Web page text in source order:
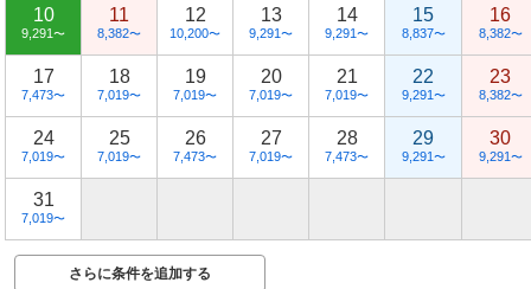
10
9,291〜
11
8,382〜
12
10,200〜
13
9,291〜
14
9,291〜
15
8,837〜
16
8,382〜
17
7,473〜
18
7,019〜
19
7,019〜
20
7,019〜
21
7,019〜
22
9,291〜
23
8,382〜
24
7,019〜
25
7,019〜
26
7,473〜
27
7,019〜
28
7,473〜
29
9,291〜
30
9,291〜
31
7,019〜
さらに条件を追加する